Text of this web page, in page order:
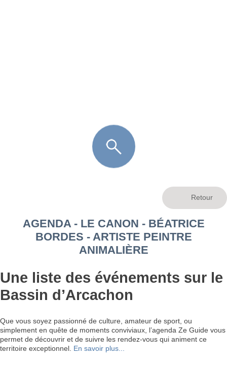
AGENDA - LE CANON - BÉATRICE
BORDES - ARTISTE PEINTRE
ANIMALIÈRE
Une liste des événements sur le
Bassin d’Arcachon
Que vous soyez passionné de culture, amateur de sport, ou
simplement en quête de moments conviviaux, l’agenda Ze Guide vous
permet de découvrir et de suivre les rendez-vous qui animent ce
territoire exceptionnel. En savoir plus...